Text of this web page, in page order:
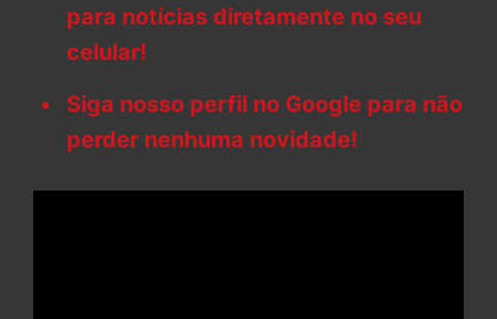
para notícias diretamente no seu
celular!
Siga nosso perfil no Google para não
perder nenhuma novidade!